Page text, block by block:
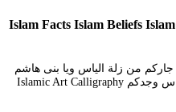
آل بيت النبي صلى الله عليه وسلم Islam Facts Islam Beliefs Islam